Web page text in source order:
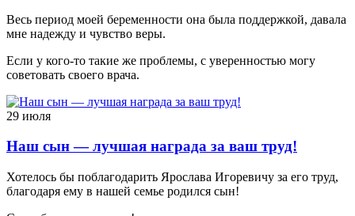
Весь период моей беременности она была поддержкой, давала
мне надежду и чувство веры.
Если у кого-то такие же проблемы, с уверенностью могу
советовать своего врача.
29 июля
Наш сын — лучшая награда за ваш труд!
Хотелось бы поблагодарить Ярослава Игоревичу за его труд,
благодаря ему в нашей семье родился сын!